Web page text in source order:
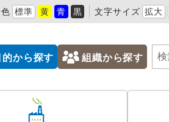
標準 黄 青 黒 文字サイズ 拡大
的から探す 組織から探す